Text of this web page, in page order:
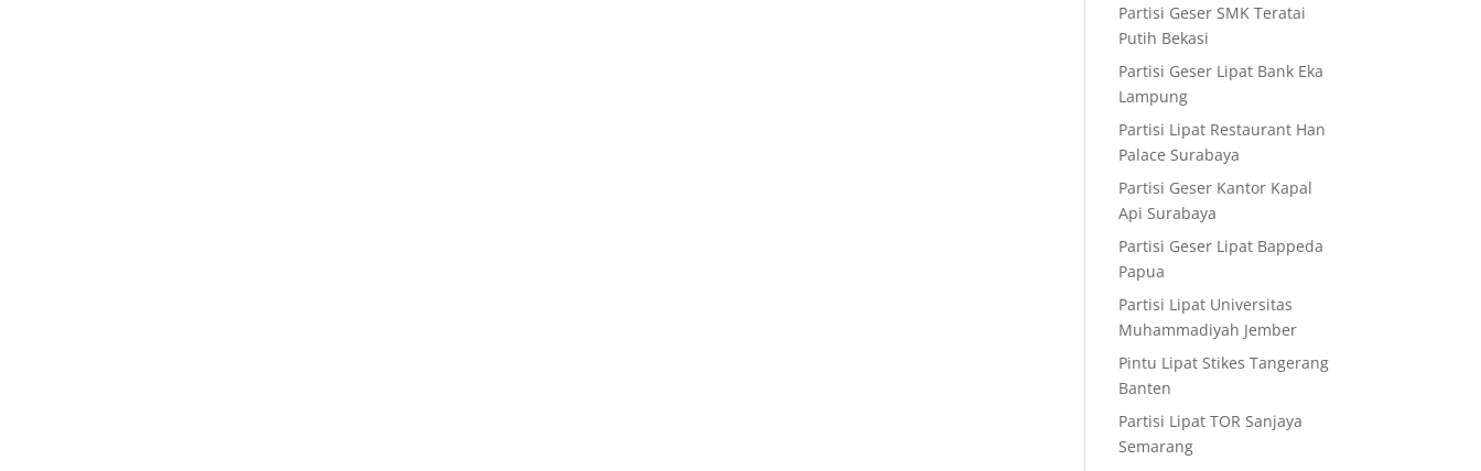
Partisi Geser SMK Teratai
Putih Bekasi
Partisi Geser Lipat Bank Eka
Lampung
Partisi Lipat Restaurant Han
Palace Surabaya
Partisi Geser Kantor Kapal
Api Surabaya
Partisi Geser Lipat Bappeda
Papua
Partisi Lipat Universitas
Muhammadiyah Jember
Pintu Lipat Stikes Tangerang
Banten
Partisi Lipat TOR Sanjaya
Semarang